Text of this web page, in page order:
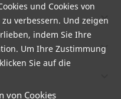
keyboard_arrow_down
keyboard_arrow_down
und Cookies von
verbessern. Und zeigen
indem Sie Ihre
Um Ihre Zustimmung
Sie auf die
von Cookies